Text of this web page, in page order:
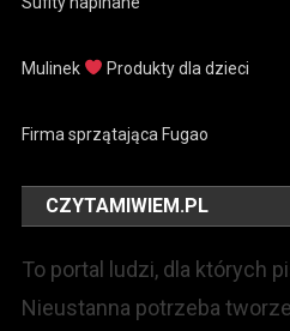
Mulinek Produkty dla dzieci
Firma sprzątająca Fugao
CZYTAMIWIEM.PL
To portal ludzi, dla których
Nieustanna potrzeba